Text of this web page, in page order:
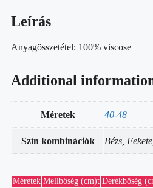
Leírás
Anyagösszetétel: 100% viscose
Additional
Méretek 40-48
Szín kombinációk Bézs,
Méretek Mellbőség (cm)t Derékbőség